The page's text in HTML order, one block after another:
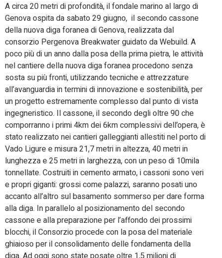
A circa 20 metri di profondità, il fondale marino al largo di
Genova ospita da sabato 29 giugno, il secondo cassone
della nuova diga foranea di Genova, realizzata dal
consorzio Pergenova Breakwater guidato da Webuild. A
poco più di un anno dalla posa della prima pietra, le attività
nel cantiere della nuova diga foranea procedono senza
sosta su più fronti, utilizzando tecniche e attrezzature
all’avanguardia in termini di innovazione e sostenibilità, per
un progetto estremamente complesso dal punto di vista
ingegneristico. Il cassone, il secondo degli oltre 90 che
comporranno i primi 4km dei 6km complessivi dell’opera, è
stato realizzato nei cantieri galleggianti allestiti nel porto di
Vado Ligure e misura 21,7 metri in altezza, 40 metri in
lunghezza e 25 metri in larghezza, con un peso di 10mila
tonnellate. Costruiti in cemento armato, i cassoni sono veri
e propri giganti: grossi come palazzi, saranno posati uno
accanto all’altro sul basamento sommerso per dare forma
alla diga. In parallelo al posizionamento del secondo
cassone e alla preparazione per l’affondo dei prossimi
blocchi, il Consorzio procede con la posa del materiale
ghiaioso per il consolidamento delle fondamenta della